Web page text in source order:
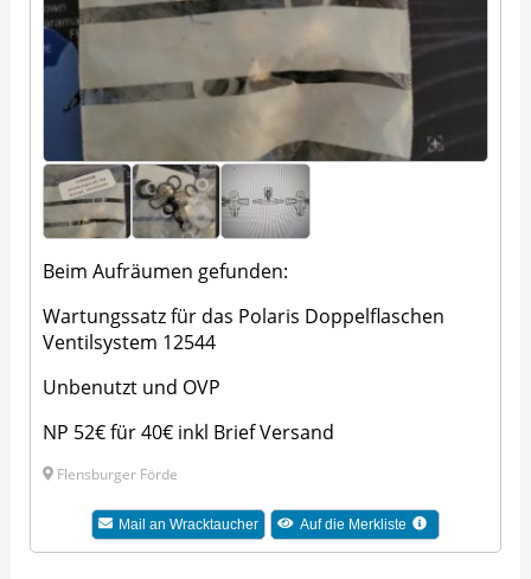
Beim Aufräumen gefunden:
Wartungssatz für das Polaris Doppelflaschen
Ventilsystem 12544
Unbenutzt und OVP
NP 52€ für 40€ inkl Brief Versand
Flensburger Förde
Mail an Wracktaucher Auf die Merkliste